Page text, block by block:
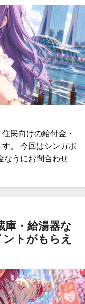
民向けの給付金・
。 今回はシンガポ
なうにお問合わせ
庫・給湯器な
トがもらえ